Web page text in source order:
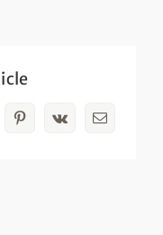
Pinterest
Vk Email